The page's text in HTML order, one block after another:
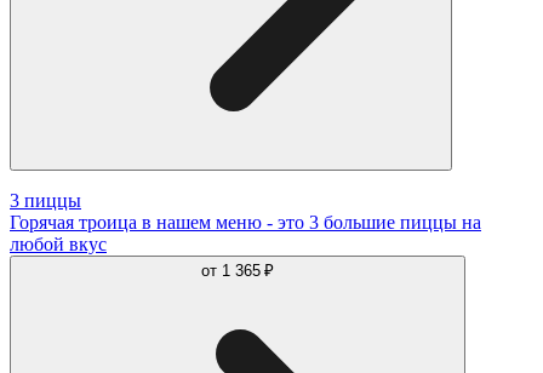
3 пиццы
Горячая троица в нашем меню - это 3 большие пиццы на
любой вкус
от 1 365 ₽